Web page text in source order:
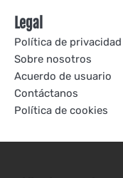
Legal
Política de privacidad
Sobre nosotros
Acuerdo de usuario
Contáctanos
Política de cookies